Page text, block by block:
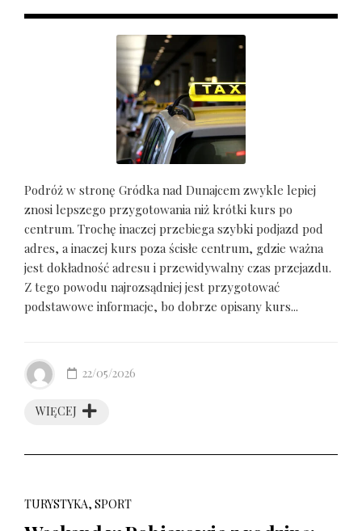
Podróż w stronę Gródka nad Dunajcem zwykle lepiej
znosi lepszego przygotowania niż krótki kurs po
centrum. Trochę inaczej przebiega szybki podjazd pod
adres, a inaczej kurs poza ścisłe centrum, gdzie ważna
jest dokładność adresu i przewidywalny czas przejazdu.
Z tego powodu najrozsądniej jest przygotować
podstawowe informacje, bo dobrze opisany kurs...
WIĘCEJ
22/05/2026
TURYSTYKA, SPORT